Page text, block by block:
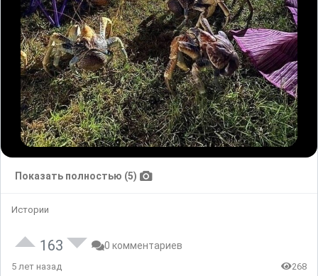
Показать полностью (5)
Истории
163 0 комментариев
5 лет назад 268